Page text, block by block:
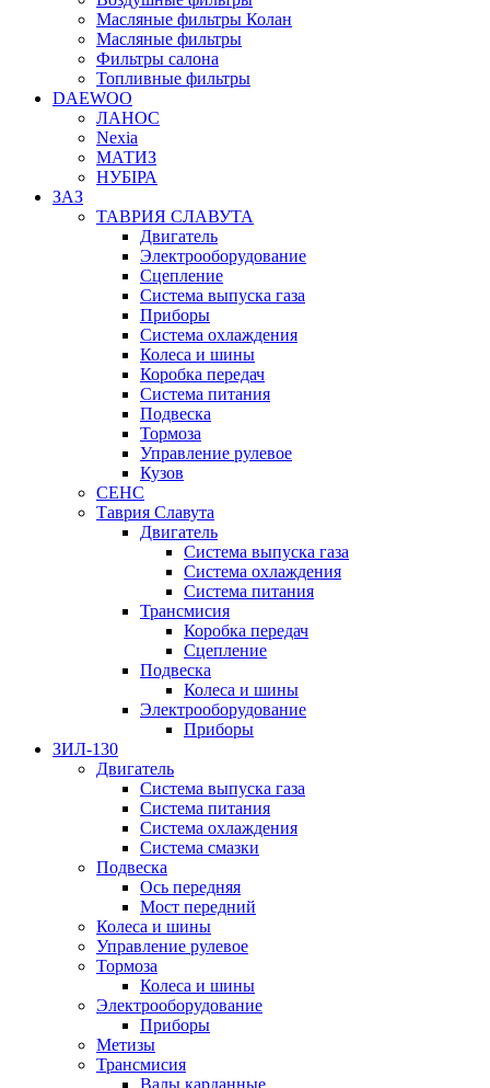
Масляные фильтры Колан
Масляные фильтры
Фильтры салона
Топливные фильтры
DAEWOO
ЛАНОС
Nexia
МАТИЗ
НУБІРА
ЗАЗ
ТАВРИЯ СЛАВУТА
Двигатель
Электрооборудование
Сцепление
Система выпуска газа
Приборы
Система охлаждения
Колеса и шины
Коробка передач
Система питания
Подвеска
Тормоза
Управление рулевое
Кузов
СЕНС
Таврия Славута
Двигатель
Система выпуска газа
Система охлаждения
Система питания
Трансмисия
Коробка передач
Сцепление
Подвеска
Колеса и шины
Электрооборудование
Приборы
ЗИЛ-130
Двигатель
Система выпуска газа
Система питания
Система охлаждения
Система смазки
Подвеска
Ось передняя
Мост передний
Колеса и шины
Управление рулевое
Тормоза
Колеса и шины
Электрооборудование
Приборы
Метизы
Трансмисия
Валы карданные